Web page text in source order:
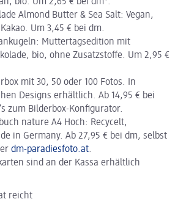
Almond Butter & Sea Salt: Vegan,
Um 3,45 € bei dm.
Muttertagsedition mit
bio, ohne Zusatzstoffe. Um 2,95 €
mit 30, 50 oder 100 Fotos. In
Designs erhältlich. Ab 14,95 € bei
zum Bilderbox-Konfigurator.
nature A4 Hoch: Recycelt,
in Germany. Ab 27,95 € bei dm, selbst
dm-paradiesfoto.at.
sind an der Kassa erhältlich
reicht